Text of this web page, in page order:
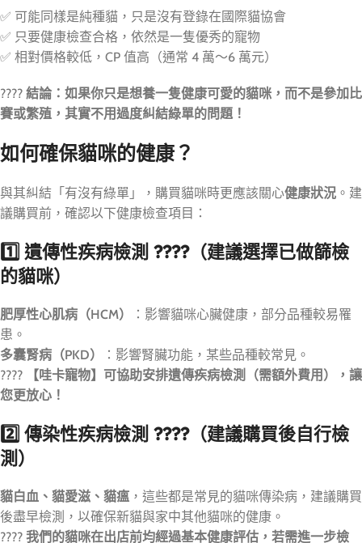
✅ 可能同樣是純種貓，只是沒有登錄在國際貓協會
✅ 只要健康檢查合格，依然是一隻優秀的寵物
✅ 相對價格較低，CP 值高（通常 4 萬～6 萬元）
???? 結論：如果你只是想養一隻健康可愛的貓咪，而不是參加比
賽或繁殖，其實不用過度糾結綠單的問題！
如何確保貓咪的健康？
與其糾結「有沒有綠單」，購買貓咪時更應該關心健康狀況 。建
議購買前，確認以下健康檢查項目：
1️⃣ 遺傳性疾病檢測 ????（建議選擇已做篩檢
的貓咪）
肥厚性心肌病（HCM）
：影響貓咪心臟健康，部分品種較易罹
患。
多囊腎病（PKD）
：影響腎臟功能，某些品種較常見。
????
【哇卡寵物】可協助安排遺傳疾病檢測（需額外費用），讓
您更放心！
2️⃣ 傳染性疾病檢測 ????（建議購買後自行檢
測）
貓白血、貓愛滋、貓瘟 ，這些都是常見的貓咪傳染病，建議購買
後盡早檢測，以確保新貓與家中其他貓咪的健康。
???? 我們的貓咪在出店前均經過基本健康評估，若需進一步檢